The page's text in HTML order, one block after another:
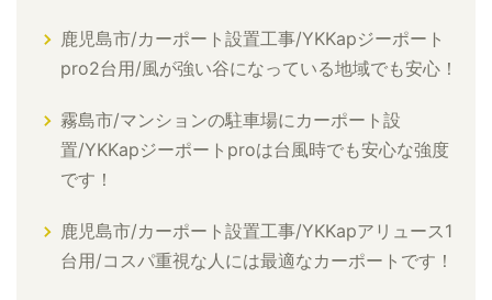
鹿児島市/カーポート設置工事/YKKapジーポート
pro2台用/風が強い谷になっている地域でも安心！
霧島市/マンションの駐車場にカーポート設
置/YKKapジーポートproは台風時でも安心な強度
です！
鹿児島市/カーポート設置工事/YKKapアリュース1
台用/コスパ重視な人には最適なカーポートです！